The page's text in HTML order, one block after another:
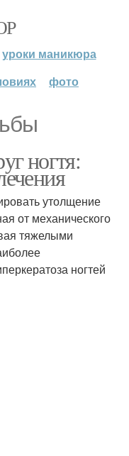
уроки маникюра
фото
ногтя:
утолщение
от механического
тяжелыми
ногтей